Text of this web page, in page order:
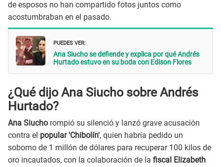
de esposos no han compartido fotos juntos como
acostumbraban en el pasado.
PUEDES VER:
Ana Siucho se defiende y explica por qué Andrés
Hurtado estuvo en su boda con Edison Flores
¿Qué dijo Ana Siucho sobre Andrés
Hurtado?
Ana Siucho rompió su silenció y lanzó grave acusación
contra el popular 'Chibolín', quien habría pedido un
soborno de 1 millón de dólares para recuperar 100 kilos de
oro incautados, con la colaboración de la fiscal Elizabeth